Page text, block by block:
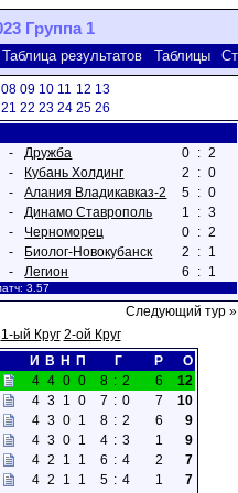
Группа 1
Таблица результатов Таблицы
08 09 10 11 12 13
21 22 23 24 25 26
- Дружба 0 : 2
- Кубань Холдинг 2 : 0
- Алания Владикавказ-2 5 : 0
- Динамо Ставрополь 1 : 3
- Черноморец 0 : 2
- Биолог-Новокубанск 2 : 1
- Легион 6 : 1
3.57
Следующий тур »
1-ый Круг 2-ой Круг
И В Н П Г Р
О
4 4 0 0 8 : 2 6
12
4 3 1 0 7 : 0 7
10
4 3 0 1 8 : 2 6
9
4 3 0 1 4 : 3 1
9
4 2 1 1 6 : 4 2
7
4 2 1 1 5 : 4 1
7